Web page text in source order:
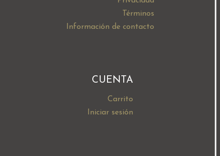
Términos
Información de contacto
CUENTA
Carrito
Iniciar sesión